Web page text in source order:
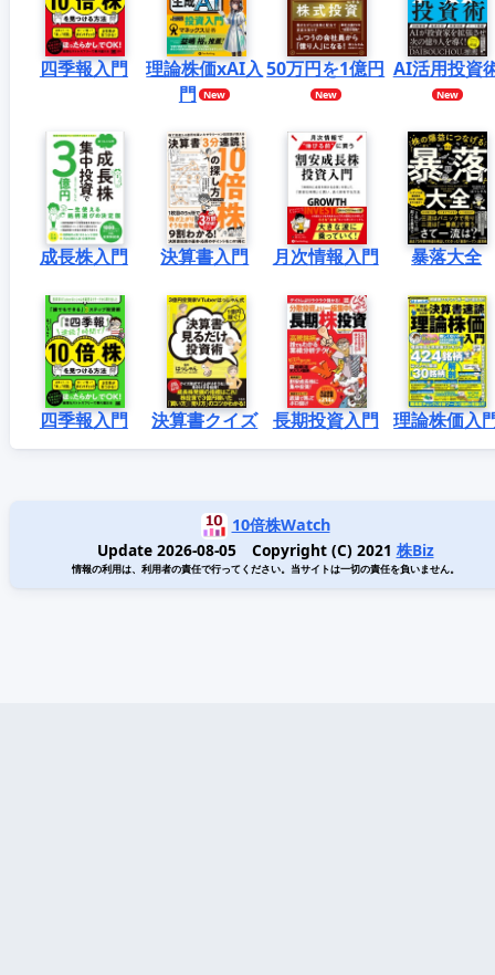
四季報入門
理論株価xAI入
門
50万円を1億円 AI活用投資
成長株入門 決算書入門 月次情報入門 暴落大全
四季報入門 決算書クイズ 長期投資入門 理論株価入
10倍株Watch
Update 2026-08-05 Copyright (C) 2021 株Biz
情報の利用は、利用者の責任で行ってください。当サイトは一切の責任を負いません。